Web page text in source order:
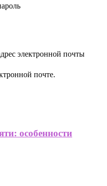
электронной почты
почте.
особенности